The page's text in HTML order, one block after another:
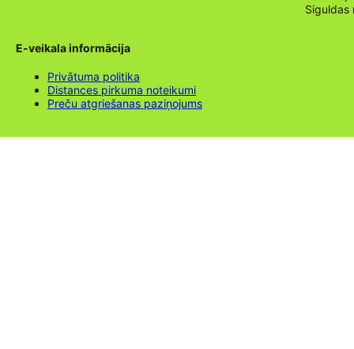
Siguldas
E-veikala informācija
Privātuma politika
Distances pirkuma noteikumi
Preču atgriešanas paziņojums